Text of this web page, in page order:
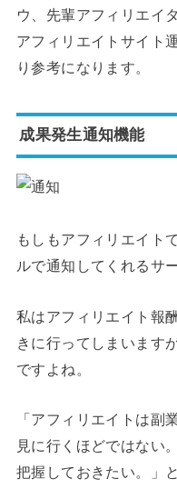
ウ、先輩アフィリエイ
アフィリエイトサイト
り参考になります。
成果発生通知機能
もしもアフィリエイト
ルで通知してくれるサ
私はアフィリエイト報
きに行ってしまいます
ですよね。
「アフィリエイトは副
見に行くほどではない
把握しておきたい。」